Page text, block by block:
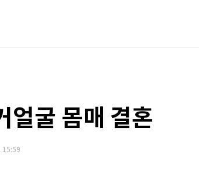
얼굴 몸매 결혼
15:59